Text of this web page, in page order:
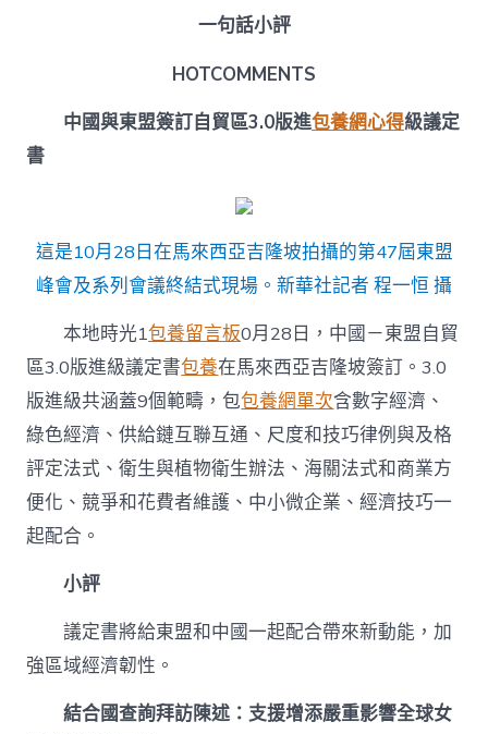
一句話小評
HOTCOMMENTS
中國與東盟簽訂自貿區3.0版進包養網心得級議定
書
這是10月28日在馬來西亞吉隆坡拍攝的第47屆東盟
峰會及系列會議終結式現場。新華社記者 程一恒 攝
本地時光1包養留言板0月28日，中國－東盟自貿
區3.0版進級議定書包養在馬來西亞吉隆坡簽訂。3.0
版進級共涵蓋9個範疇，包包養網單次含數字經濟、
綠色經濟、供給鏈互聯互通、尺度和技巧律例與及格
評定法式、衛生與植物衛生辦法、海關法式和商業方
便化、競爭和花費者維護、中小微企業、經濟技巧一
起配合。
小評
議定書將給東盟和中國一起配合帶來新動能，加
強區域經濟韌性。
結合國查詢拜訪陳述：支援增添嚴重影響全球女